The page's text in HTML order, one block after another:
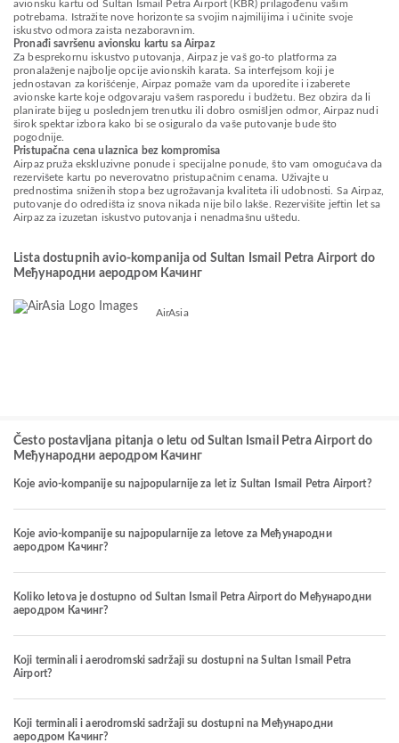
avionsku kartu od Sultan Ismail Petra Airport (KBR) prilagođenu vašim
potrebama. Istražite nove horizonte sa svojim najmilijima i učinite svoje
iskustvo odmora zaista nezaboravnim.
Pronađi savršenu avionsku kartu sa Airpaz
Za besprekornu iskustvo putovanja, Airpaz je vaš go-to platforma za
pronalaženje najbolje opcije avionskih karata. Sa interfejsom koji je
jednostavan za korišćenje, Airpaz pomaže vam da uporedite i izaberete
avionske karte koje odgovaraju vašem rasporedu i budžetu. Bez obzira da li
planirate bijeg u poslednjem trenutku ili dobro osmišljen odmor, Airpaz nudi
širok spektar izbora kako bi se osiguralo da vaše putovanje bude što
pogodnije.
Pristupačna cena ulaznica bez kompromisa
Airpaz pruža ekskluzivne ponude i specijalne ponude, što vam omogućava da
rezervišete kartu po neverovatno pristupačnim cenama. Uživajte u
prednostima sniženih stopa bez ugrožavanja kvaliteta ili udobnosti. Sa Airpaz,
putovanje do odredišta iz snova nikada nije bilo lakše. Rezervišite jeftin let sa
Airpaz za izuzetan iskustvo putovanja i nenadmašnu uštedu.
Lista dostupnih avio-kompanija od Sultan Ismail Petra Airport do
Међународни аеродром Качинг
AirAsia
Često postavljana pitanja o letu od Sultan Ismail Petra Airport do
Међународни аеродром Качинг
Koje avio-kompanije su najpopularnije za let iz Sultan Ismail Petra Airport?
Koje avio-kompanije su najpopularnije za letove za Међународни
аеродром Качинг?
Koliko letova je dostupno od Sultan Ismail Petra Airport do Међународни
аеродром Качинг?
Koji terminali i aerodromski sadržaji su dostupni na Sultan Ismail Petra
Airport?
Koji terminali i aerodromski sadržaji su dostupni na Међународни
аеродром Качинг?